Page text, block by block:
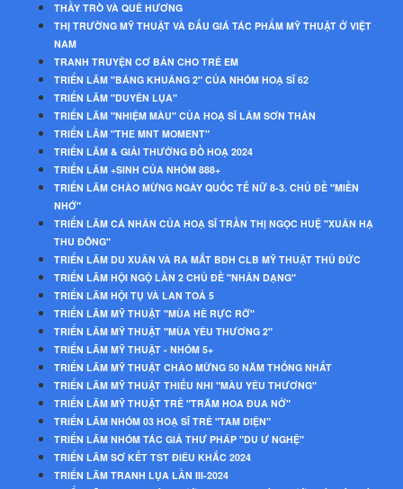
THẦY TRÒ VÀ QUÊ HƯƠNG
THỊ TRƯỜNG MỸ THUẬT VÀ ĐẤU GIÁ TÁC PHẨM MỸ THUẬT Ở VIỆT
NAM
TRANH TRUYỆN CƠ BẢN CHO TRẺ EM
TRIỂN LÃM "BÂNG KHUÂNG 2" CỦA NHÓM HOẠ SĨ 62
TRIỂN LÃM "DUYÊN LỤA"
TRIỂN LÃM "NHIỆM MÀU" CỦA HOẠ SĨ LÂM SƠN THÂN
TRIỂN LÃM "THE MNT MOMENT"
TRIỂN LÃM & GIẢI THƯỞNG ĐỒ HOẠ 2024
TRIỂN LÃM +SINH CỦA NHÓM 888+
TRIỂN LÃM CHÀO MỪNG NGÀY QUỐC TẾ NỮ 8-3. CHỦ ĐỀ "MIỀN
NHỚ"
TRIỂN LÃM CÁ NHÂN CỦA HOẠ SĨ TRẦN THỊ NGỌC HUỆ "XUÂN HẠ
THU ĐÔNG"
TRIỂN LÃM DU XUÂN VÀ RA MẮT BĐH CLB MỸ THUẬT THỦ ĐỨC
TRIỂN LÃM HỘI NGỘ LẦN 2 CHỦ ĐỀ "NHÂN DẠNG"
TRIỂN LÃM HỘI TỤ VÀ LAN TOẢ 5
TRIỂN LÃM MỸ THUẬT "MÙA HÈ RỰC RỠ"
TRIỂN LÃM MỸ THUẬT "MÙA YÊU THƯƠNG 2"
TRIỂN LÃM MỸ THUẬT - NHÓM 5+
TRIỂN LÃM MỸ THUẬT CHÀO MỪNG 50 NĂM THỐNG NHẤT
TRIỂN LÃM MỸ THUẬT THIẾU NHI "MÀU YÊU THƯƠNG"
TRIỂN LÃM MỸ THUẬT TRẺ "TRĂM HOA ĐUA NỞ"
TRIỂN LÃM NHÓM 03 HOẠ SĨ TRẺ "TAM DIỆN"
TRIỂN LÃM NHÓM TÁC GIẢ THƯ PHÁP "DU Ư NGHỆ"
TRIỂN LÃM SƠ KẾT TST ĐIÊU KHẮC 2024
TRIỂN LÃM TRANH LỤA LẦN III-2024